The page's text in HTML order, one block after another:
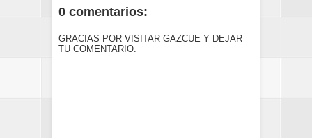
0 comentarios:
GRACIAS POR VISITAR GAZCUE Y DEJAR
TU COMENTARIO.